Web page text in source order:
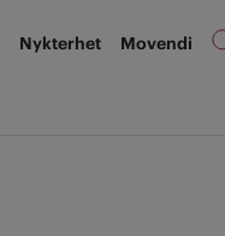
Nykterhet Movendi